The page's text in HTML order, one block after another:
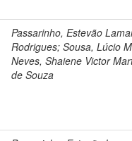
Passarinho, Estevão
Rodrigues; Sousa, Lúcio
Neves, Shaiene Victor
de Souza